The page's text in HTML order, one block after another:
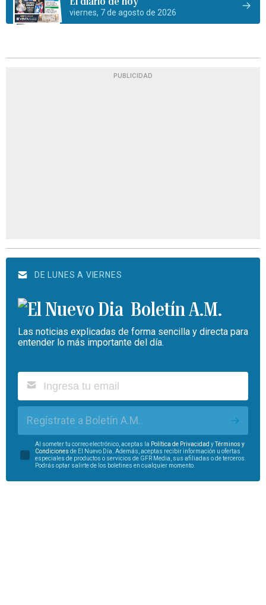
viernes, 7 de agosto de 2026
PUBLICIDAD
DE LUNES A VIERNES
Boletín A.M.
Las noticias explicadas de forma sencilla y directa para
entender lo más importante del día.
Regístrate a Boletín A.M.
Al someter tu correo electrónico, aceptas la Política de Privacidad yTérminos y
Condiciones de El Nuevo Día. Además, aceptas recibir información u ofertas
especiales de productos o servicios de GFR Media, sus afiliadas o de terceros.
Podrás optar salirte de los boletines en cualquier momento.